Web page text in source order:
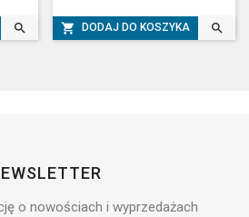
  DODAJ DO KOSZYKA 
o nowościach i wyprzedażach